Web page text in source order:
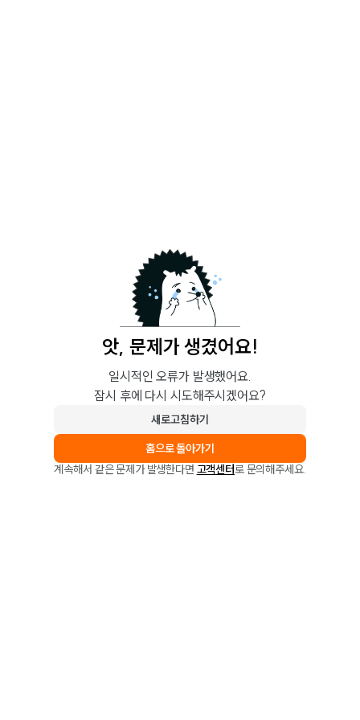
앗, 문제가 생겼어요!
일시적인 오류가 발생했어요.
잠시 후에 다시 시도해주시겠어요?
새로고침하기
홈으로 돌아가기
계속해서 같은 문제가 발생한다면 고객센터로 문의해주세요.